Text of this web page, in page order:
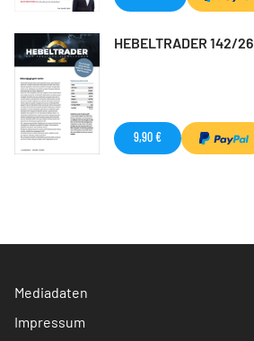
HEBELTRADER 142/26
9,90 €
Mediadaten
Impressum